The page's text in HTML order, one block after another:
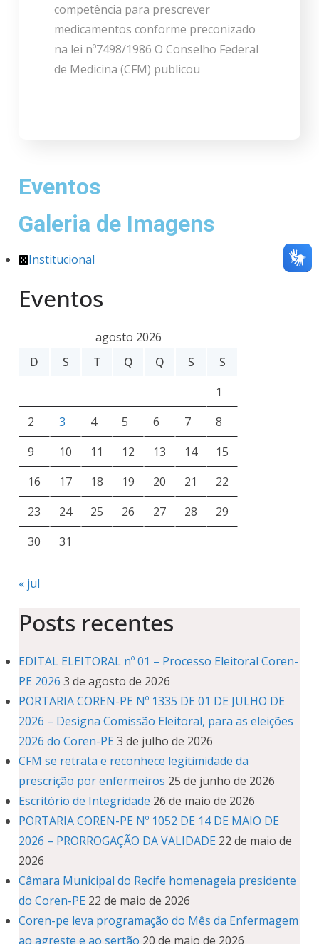
competência para prescrever
medicamentos conforme preconizado
na lei nº7498/1986 O Conselho Federal
de Medicina (CFM) publicou
Eventos
Galeria de Imagens
Institucional
Eventos
agosto 2026
D
S T Q Q S
S
1
2
3 4 5 6 7
8
9
10 11 12 13 14
15
16
17 18 19 20 21
22
23
24 25 26 27 28
29
30
31
« jul
Posts recentes
EDITAL ELEITORAL nº 01 – Processo Eleitoral Coren-
PE 2026 3 de agosto de 2026
PORTARIA COREN-PE Nº 1335 DE 01 DE JULHO DE
2026 – Designa Comissão Eleitoral, para as eleições
2026 do Coren-PE 3 de julho de 2026
CFM se retrata e reconhece legitimidade da
prescrição por enfermeiros 25 de junho de 2026
Escritório de Integridade 26 de maio de 2026
PORTARIA COREN-PE Nº 1052 DE 14 DE MAIO DE
2026 – PRORROGAÇÃO DA VALIDADE 22 de maio de
2026
Câmara Municipal do Recife homenageia presidente
do Coren-PE 22 de maio de 2026
Coren-pe leva programação do Mês da Enfermagem
ao agreste e ao sertão 20 de maio de 2026